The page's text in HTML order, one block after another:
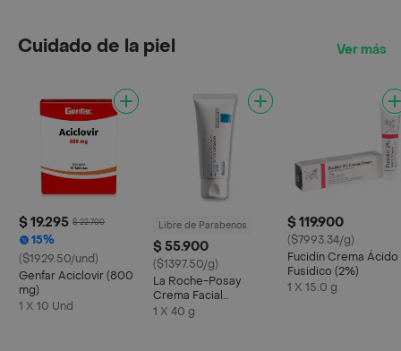
Cuidado de la piel Ver más
$ 19.295 $ 22.700
15%
($1929.50/und)
Genfar Aciclovir (800
mg)
1 X 10 Und
Libre de Parabenos
$ 55.900
($1397.50/g)
La Roche-Posay
Crema Facial
Cicaplast Baume B5 +
1 X 40 g
$ 119.900
($7993.34/g)
Fucidin Crema Ácido
Fusidico (2%)
1 X 15.0 g